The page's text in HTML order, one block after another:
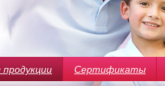
Сертификаты